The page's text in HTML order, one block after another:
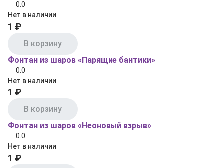
0.0
Нет в наличии
1 ₽
В корзину
Фонтан из шаров «Парящие бантики»
0.0
Нет в наличии
1 ₽
В корзину
Фонтан из шаров «Неоновый взрыв»
0.0
Нет в наличии
1 ₽